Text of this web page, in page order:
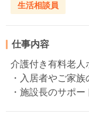
生活相談員
仕事内容
介護付き有料老人
・入居者やご家族
・施設長のサポー